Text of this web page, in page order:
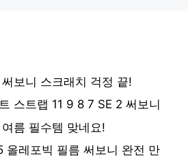
보니 스크래치 걱정 끝!
스트랩 11 9 8 7 SE 2 써보니
름 필수템 맞네요!
올레포빅 필름 써보니 완전 만